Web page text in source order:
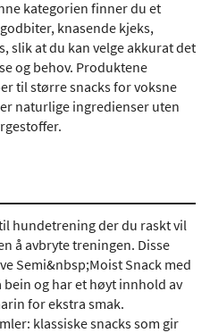
kategorien finner du et
knasende kjeks,
slik at du kan velge akkurat det
og behov. Produktene
til større snacks for voksne
naturlige ingredienser uten
hundetrening der du raskt vil
å avbryte treningen. Disse
Semi&nbsp;Moist Snack med
og har et høyt innhold av
for ekstra smak.
klassiske snacks som gir